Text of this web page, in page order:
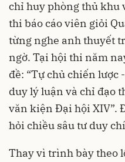
chỉ huy phòng thủ khu
thi báo cáo viên giỏi
từng nghe anh thuyết
ngờ. Tại hội thi năm
đề: “Tự chủ chiến
duy lý luận và chỉ đạo
văn kiện Đại hội XIV”.
hỏi chiều sâu tư duy
Thay vì trình bày theo